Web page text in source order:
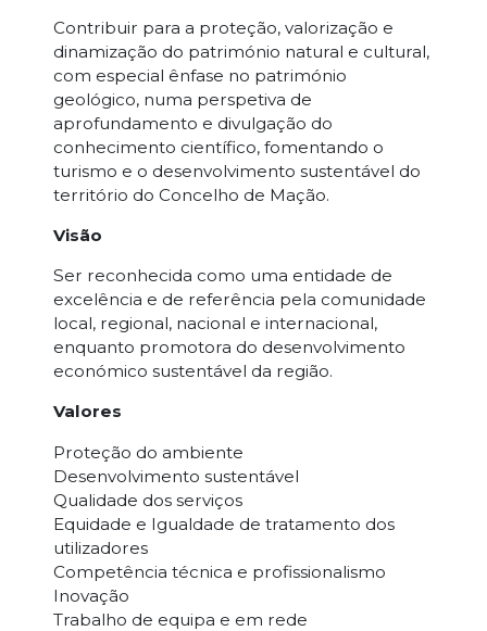
Contribuir para a proteção, valorização e
dinamização do património natural e cultural,
com especial ênfase no património
geológico, numa perspetiva de
aprofundamento e divulgação do
conhecimento científico, fomentando o
turismo e o desenvolvimento sustentável do
território do Concelho de Mação.
Visão
Ser reconhecida como uma entidade de
excelência e de referência pela comunidade
local, regional, nacional e internacional,
enquanto promotora do desenvolvimento
económico sustentável da região.
Valores
Proteção do ambiente
Desenvolvimento sustentável
Qualidade dos serviços
Equidade e Igualdade de tratamento dos
utilizadores
Competência técnica e profissionalismo
Inovação
Trabalho de equipa e em rede